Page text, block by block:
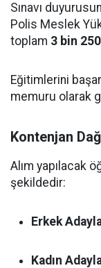
Sınavı
Polis Meslek
toplam 3 bin
Eğitimlerini
memuru olarak
Kontenjan
Alım yapılacak
şekildedir:
Erkek
Kadın